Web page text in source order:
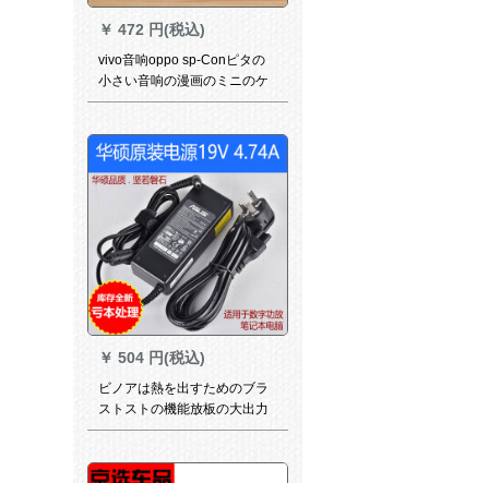
￥ 472 円(税込)
vivo音响oppo sp-Conピタの
小さい音响の漫画のミニのケ
ーブルの赠り物の音响のブロ
2382小さいV侠客-科学技术の
青いケーブルのspka do
￥ 504 円(税込)
ビノアは熱を出すためのブラ
ストストの機能放板の大出力
2.1チャーネルの低音砲の機能
能放モジュルの機能放直流電